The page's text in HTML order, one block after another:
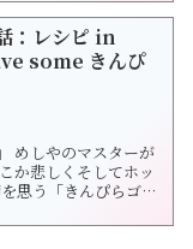
：レシピ in
some きんぴ